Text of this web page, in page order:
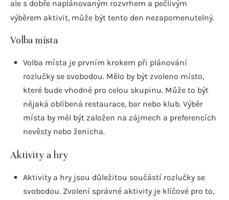
ale s dobře naplánovaným rozvrhem a pečlivým
výběrem aktivit, může být tento den nezapomenutelný.
Volba místa
Volba místa je prvním krokem při plánování
rozlučky se svobodou. Mělo by být zvoleno místo,
které bude vhodné pro celou skupinu. Může to být
nějaká oblíbená restaurace, bar nebo klub. Výběr
místa by měl být založen na zájmech a preferencích
nevěsty nebo ženicha.
Aktivity a hry
Aktivity a hry jsou důležitou součástí rozlučky se
svobodou. Zvolení správné aktivity je klíčové pro to,